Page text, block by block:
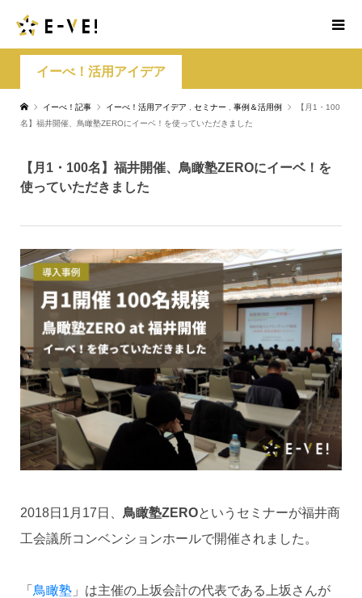
イーべ！活用アイデア
イーべ！記事 イーべ！活用アイデア セミナー 事例＆活用例
【月1・100
名】福井開催、鳥瞰塾ZEROにイーベ！を使っていただきました
【月1・100名】福井開催、鳥瞰塾ZEROにイーベ！を
使っていただきました
2018日1月17日、 鳥瞰塾ZEROというセミナーが福井商
工会議所コンベンションホールで開催されました。
「 鳥瞰塾」は主催の上坂会計の代表である上坂さんが